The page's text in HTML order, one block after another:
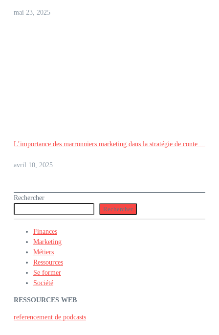
mai 23, 2025
L’importance des marronniers marketing dans la stratégie de conte ...
avril 10, 2025
Rechercher
Rechercher
Finances
Marketing
Métiers
Ressources
Se former
Société
RESSOURCES WEB
referencement de podcasts